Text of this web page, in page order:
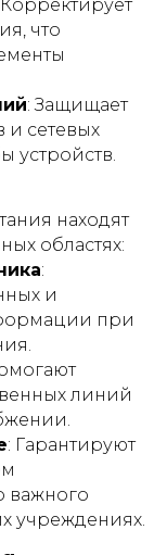
Корректирует
что
: Защищает
и сетевых
устройств.
находят
областях:
:
и
при
линий
: Гарантируют
важного
учреждениях.